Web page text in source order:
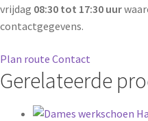
vrijdag 08:30 tot 17:30 uur
contactgegevens.
Plan route Contact
Gerelateerde